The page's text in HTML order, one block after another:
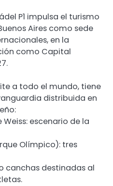
P1 impulsa el turismo
Aires como sede
en la
como Capital
a todo el mundo, tiene
distribuida en
escenario de la
Olímpico): tres
canchas destinadas al